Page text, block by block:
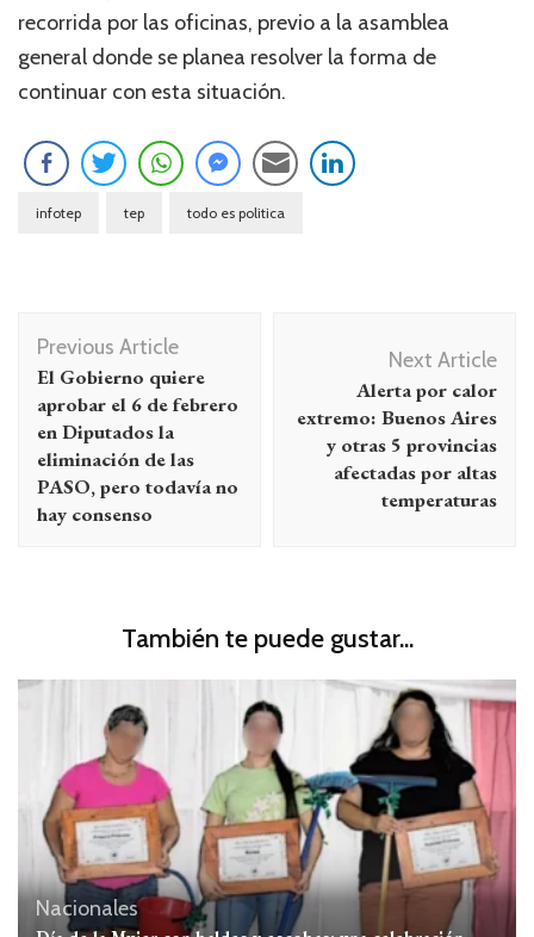
recorrida por las oficinas, previo a la asamblea
general donde se planea resolver la forma de
continuar con esta situación.
infotep tep todo es politica
Navegación
de
entradas
Previous Article
El Gobierno quiere
aprobar el 6 de febrero
en Diputados la
eliminación de las
PASO, pero todavía no
hay consenso
Next Article
Alerta por calor
extremo: Buenos Aires
y otras 5 provincias
afectadas por altas
temperaturas
También te puede gustar...
Nacionales